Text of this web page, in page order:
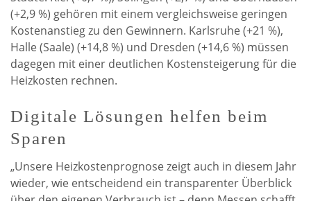
(+2,9 %) gehören mit einem vergleichsweise geringen
Kostenanstieg zu den Gewinnern. Karlsruhe (+21 %),
Halle (Saale) (+14,8 %) und Dresden (+14,6 %) müssen
dagegen mit einer deutlichen Kostensteigerung für die
Heizkosten rechnen.
Digitale Lösungen helfen beim
Sparen
„Unsere Heizkostenprognose zeigt auch in diesem Jahr
wieder, wie entscheidend ein transparenter Überblick